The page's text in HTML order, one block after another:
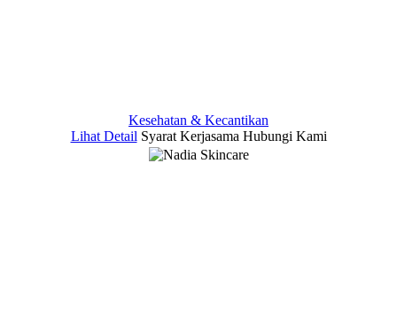
Kesehatan & Kecantikan
Lihat Detail Syarat Kerjasama Hubungi Kami